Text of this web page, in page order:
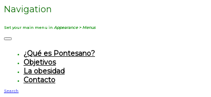
Navigation
Set your main menu in Appearance > Menus
¿Qué es Pontesano?
Objetivos
La obesidad
Contacto
Search